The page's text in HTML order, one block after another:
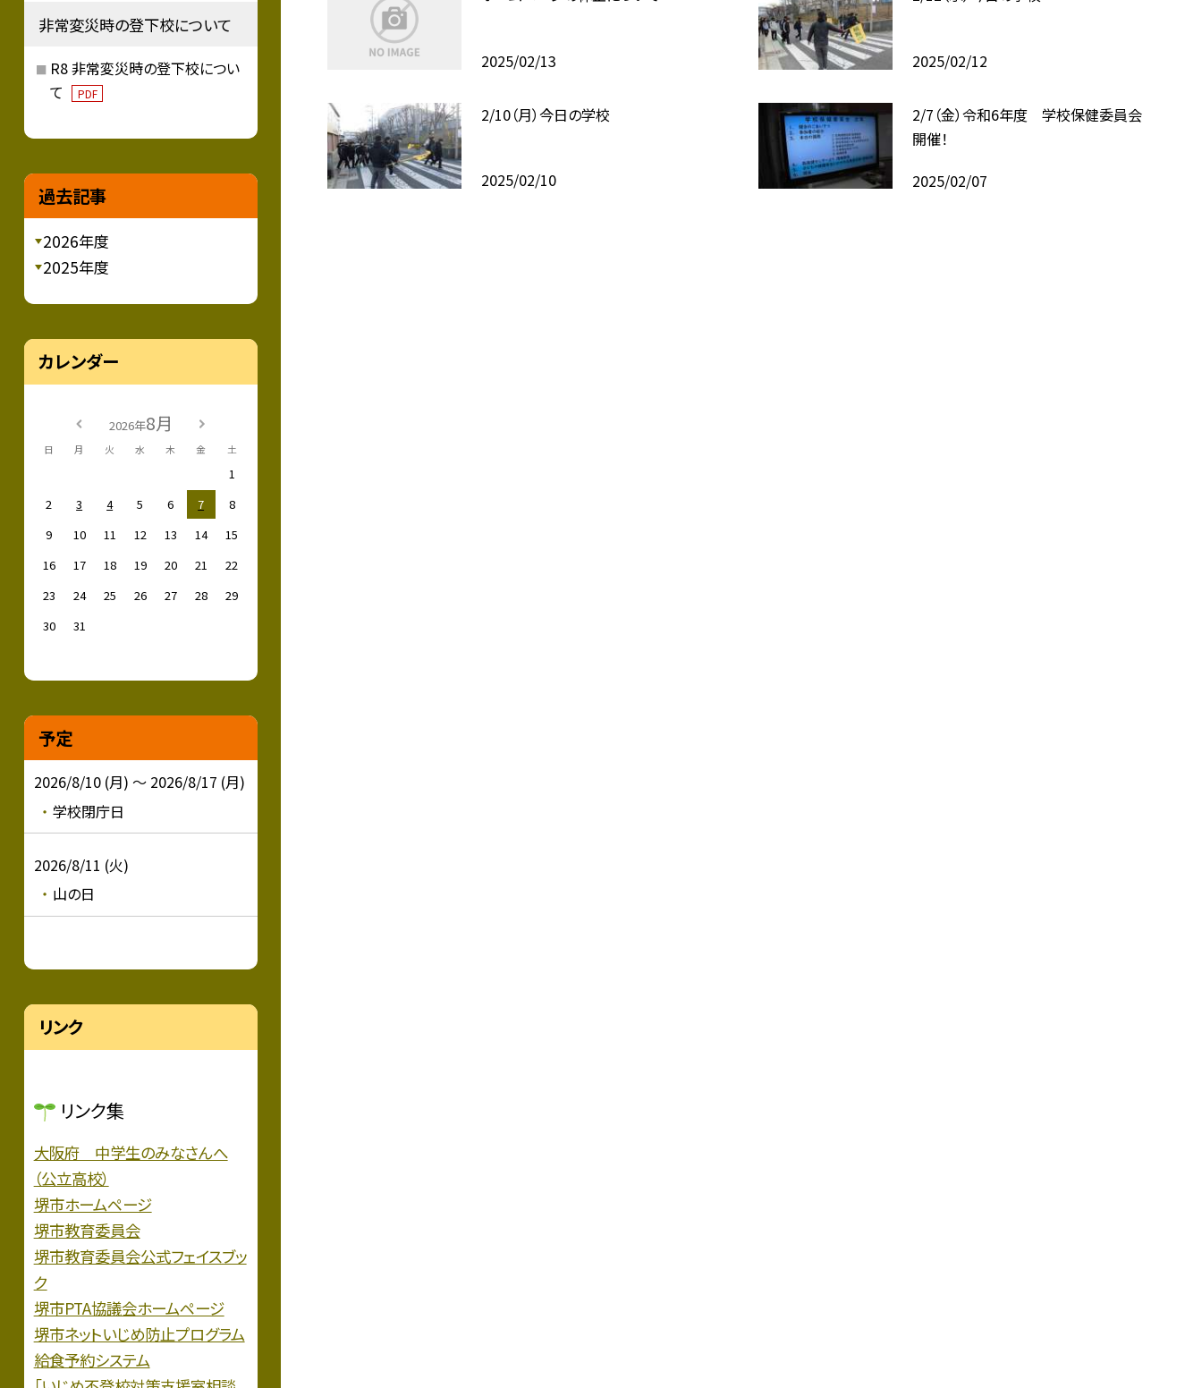
2025/02/13 2025/02/12
2/10（月）今日の学校
2025/02/10
2/7（金）令和6年度 学校保健委員会
開催！
2025/02/07
非常変災時の登下校について
R8 非常変災時の登下校につい
て
PDF
過去記事
2026年度
2025年度
カレンダー
2026年8月
日 月 火 水 木 金 土
1
2
3 4 5 6 7
8
9
10 11 12 13 14
15
16
17 18 19 20 21
22
23
24 25 26 27 28
29
30
31
予定
2026/8/10 (月) ～ 2026/8/17 (月)
学校閉庁日
2026/8/11 (火)
山の日
リンク
リンク集
大阪府 中学生のみなさんへ
（公立高校）
堺市ホームページ
堺市教育委員会
堺市教育委員会公式フェイスブッ
ク
堺市PTA協議会ホームページ
堺市ネットいじめ防止プログラム
給食予約システム